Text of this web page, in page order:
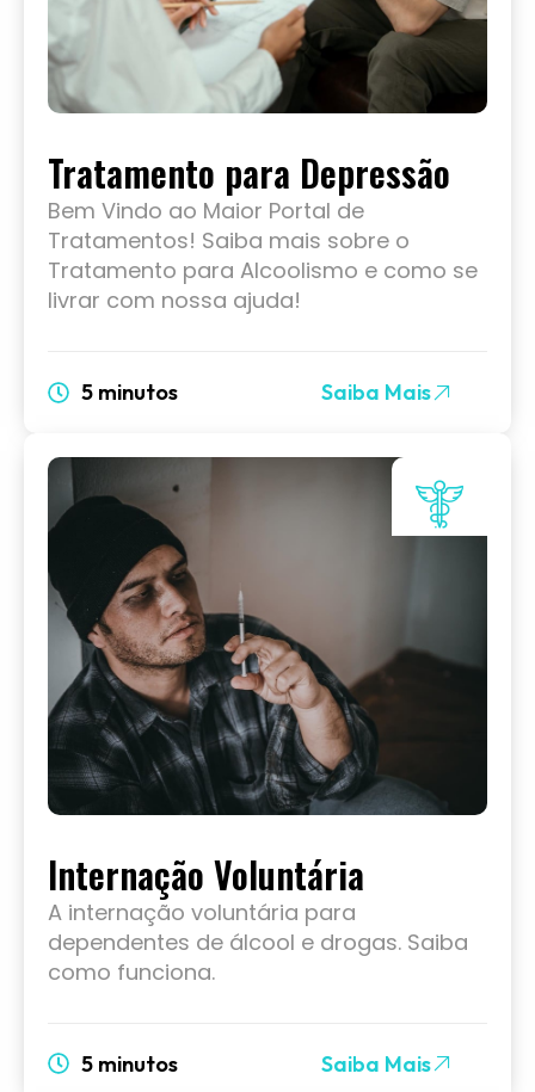
Tratamento para Depressão
Bem Vindo ao Maior Portal de
Tratamentos! Saiba mais sobre o
Tratamento para Alcoolismo e como se
livrar com nossa ajuda!
5 minutos Saiba Mais
Internação Voluntária
A internação voluntária para
dependentes de álcool e drogas. Saiba
como funciona.
5 minutos Saiba Mais